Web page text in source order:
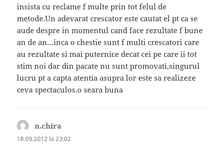
insista cu reclame f multe prin tot felul de
metode.Un adevarat crescator este cautat el pt ca se
aude despre in momentul cand face rezultate f bune
an de an…inca o chestie sunt f multi crescatori care
au rezultate si mai puternice decat cei pe care ii tot
stim noi dar din pacate nu sunt promovati,singurul
lucru pt a capta atentia asupra lor este sa realizeze
ceva spectaculos.o seara buna
n.chira
18.09.2012 la 23:02